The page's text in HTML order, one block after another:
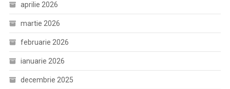
aprilie 2026
martie 2026
februarie 2026
ianuarie 2026
decembrie 2025